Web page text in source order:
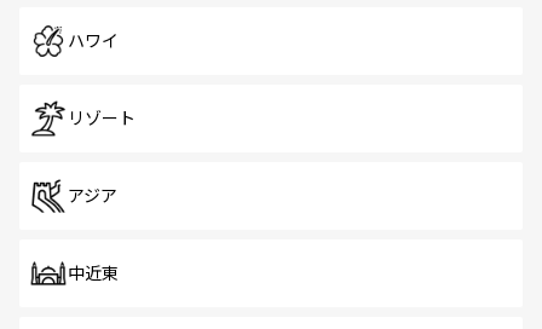
ハワイ
リゾート
アジア
中近東